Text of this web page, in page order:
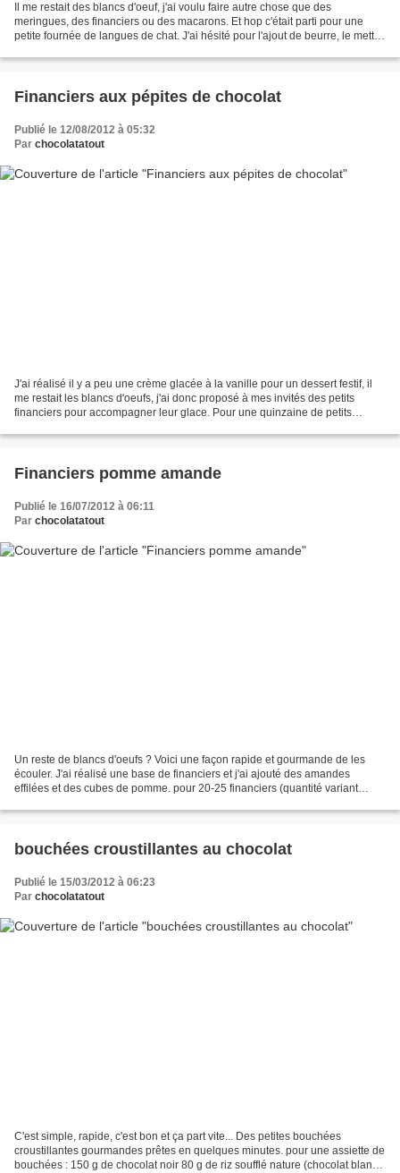
Il me restait des blancs d'oeuf, j'ai voulu faire autre chose que des
meringues, des financiers ou des macarons. Et hop c'était parti pour une
petite fournée de langues de chat. J'ai hésité pour l'ajout de beurre, le mettre
Financiers aux pépites de chocolat
Publié le 12/08/2012 à 05:32
Par chocolatatout
J'ai réalisé il y a peu une crème glacée à la vanille pour un dessert festif, il
me restait les blancs d'oeufs, j'ai donc proposé à mes invités des petits
financiers pour accompagner leur glace. Pour une quinzaine de petits
Financiers pomme amande
Publié le 16/07/2012 à 06:11
Par chocolatatout
Un reste de blancs d'oeufs ? Voici une façon rapide et gourmande de les
écouler. J'ai réalisé une base de financiers et j'ai ajouté des amandes
effilées et des cubes de pomme. pour 20-25 financiers (quantité variant
bouchées croustillantes au chocolat
Publié le 15/03/2012 à 06:23
Par chocolatatout
C'est simple, rapide, c'est bon et ça part vite... Des petites bouchées
croustillantes gourmandes prêtes en quelques minutes. pour une assiette de
bouchées : 150 g de chocolat noir 80 g de riz soufflé nature (chocolat blanc